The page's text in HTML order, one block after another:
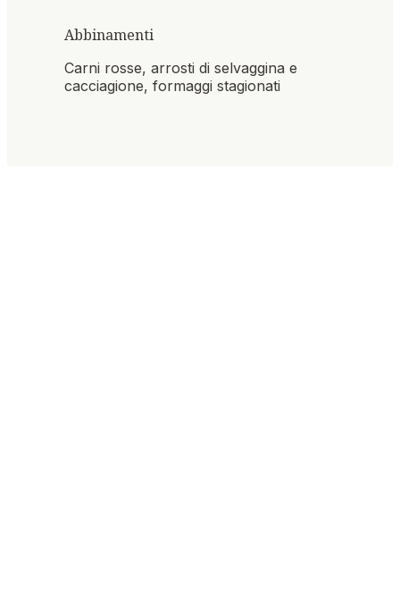
Abbinamenti
Carni rosse, arrosti di selvaggina e
cacciagione, formaggi stagionati